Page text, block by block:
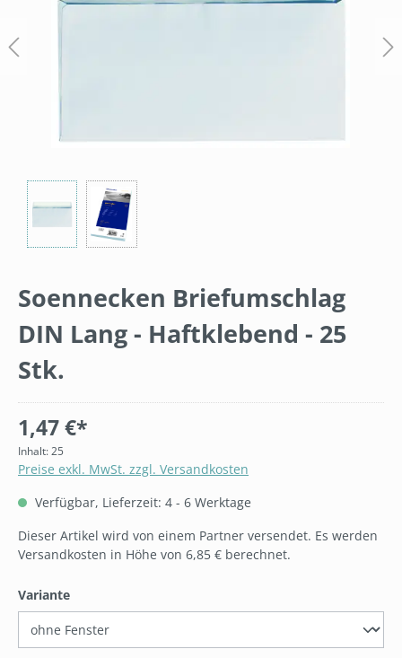
Soennecken Briefumschlag
DIN Lang - Haftklebend - 25
Stk.
1,47 €*
Inhalt:25
Preise exkl. MwSt. zzgl. Versandkosten
Verfügbar, Lieferzeit: 4 - 6 Werktage
Dieser Artikel wird von einem Partner versendet. Es werden
Versandkosten in Höhe von 6,85 € berechnet.
Varianteauswählen